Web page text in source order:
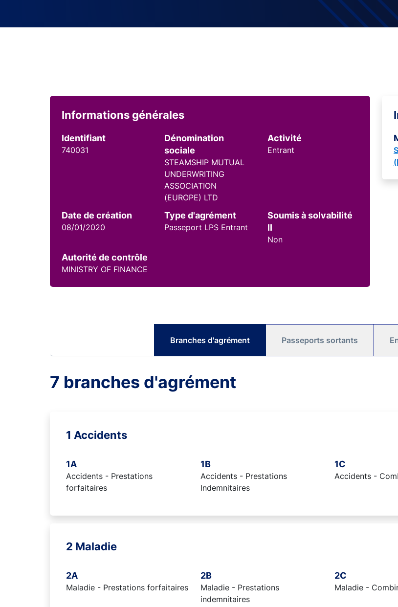
Informations générales
Identifiant
740031
Dénomination
sociale
STEAMSHIP MUTUAL
UNDERWRITING
ASSOCIATION
(EUROPE) LTD
Activité
Entrant
Date de création
08/01/2020
Type d'agrément
Passeport LPS Entrant
Soumis à solvabilité
II
Non
Autorité de contrôle
MINISTRY OF FINANCE
Branches d'agrément Passeports sortants
7 branches d'agrément
1 Accidents
1A
Accidents - Prestations
forfaitaires
1B
Accidents - Prestations
Indemnitaires
1C
Accidents -
2 Maladie
2A
Maladie - Prestations forfaitaires
2B
Maladie - Prestations
indemnitaires
2C
Maladie -